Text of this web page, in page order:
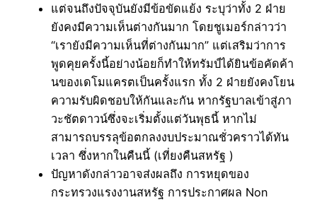
แต่จนถึงปัจจุบันยังมีข้อขัดแย้ง ระบุว่าทั้ง 2 ฝ่าย
ยังคงมีความเห็นต่างกันมาก โดยชูเมอร์กล่าวว่า
“เรายังมีความเห็นที่ต่างกันมาก” แต่เสริมว่าการ
พูดคุยครั้งนี้อย่างน้อยก็ทำให้ทรัมป์ได้ยินข้อคัดค้า
นของเดโมแครตเป็นครั้งแรก ทั้ง 2 ฝ่ายยังคงโยน
ความรับผิดชอบให้กันและกัน หากรัฐบาลเข้าสู่ภา
วะชัตดาวน์ซึ่งจะเริ่มตั้งแต่วันพุธนี้ หากไม่
สามารถบรรลุข้อตกลงงบประมาณชั่วคราวได้ทัน
เวลา ซึ่งหากในคืนนี้ (เที่ยงคืนสหรัฐ )
ปัญหาดังกล่าวอาจส่งผลถึง การหยุดของ
กระทรวงแรงงานสหรัฐ การประกาศผล Non